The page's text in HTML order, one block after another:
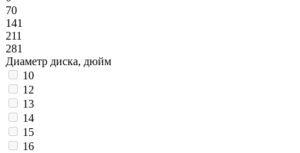
70
141
211
281
Диаметр диска, дюйм
10
12
13
14
15
16